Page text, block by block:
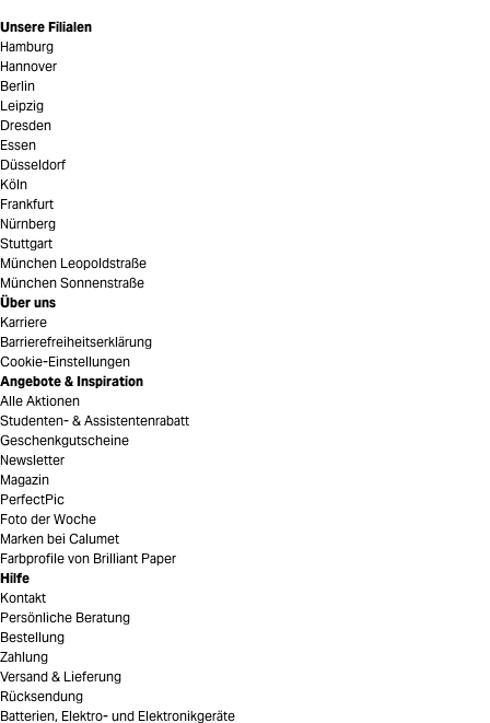
Unsere Filialen
Hamburg
Hannover
Berlin
Leipzig
Dresden
Essen
Düsseldorf
Köln
Frankfurt
Nürnberg
Stuttgart
München Leopoldstraße
München Sonnenstraße
Über uns
Karriere
Barrierefreiheitserklärung
Cookie-Einstellungen
Angebote & Inspiration
Alle Aktionen
Studenten- & Assistentenrabatt
Geschenkgutscheine
Newsletter
Magazin
PerfectPic
Foto der Woche
Marken bei Calumet
Farbprofile von Brilliant Paper
Hilfe
Kontakt
Persönliche Beratung
Bestellung
Zahlung
Versand & Lieferung
Rücksendung
Batterien, Elektro- und Elektronikgeräte